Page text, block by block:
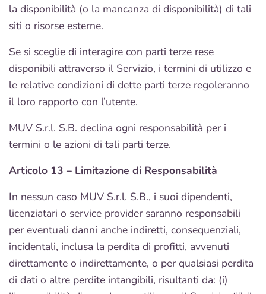
la disponibilità (o la mancanza di disponibilità) di tali
siti o risorse esterne.
Se si sceglie di interagire con parti terze rese
disponibili attraverso il Servizio, i termini di utilizzo e
le relative condizioni di dette parti terze regoleranno
il loro rapporto con l’utente.
MUV S.r.l. S.B. declina ogni responsabilità per i
termini o le azioni di tali parti terze.
Articolo 13 – Limitazione di Responsabilità
In nessun caso MUV S.r.l. S.B., i suoi dipendenti,
licenziatari o service provider saranno responsabili
per eventuali danni anche indiretti, consequenziali,
incidentali, inclusa la perdita di profitti, avvenuti
direttamente o indirettamente, o per qualsiasi perdita
di dati o altre perdite intangibili, risultanti da: (i)